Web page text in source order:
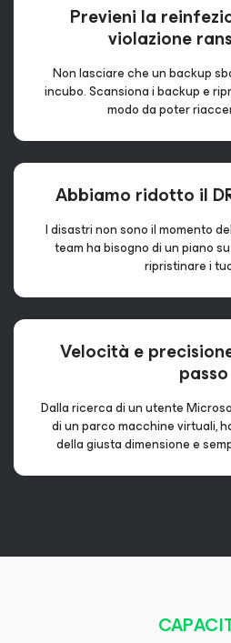
Previeni la
violazione
Non lasciare che un backup
incubo. Scansiona i backup e
modo da poter
Abbiamo ridotto il
I disastri non sono il momento
team ha bisogno di un piano
ripristinare i
Velocità e
passo
Dalla ricerca di un utente
di un parco macchine virtuali,
della giusta dimensione e